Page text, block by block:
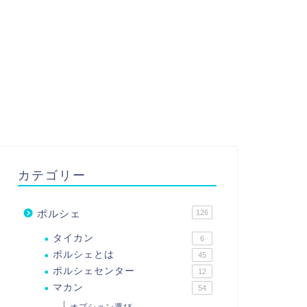
カテゴリー
ポルシェ 126
タイカン 6
ポルシェとは 45
ポルシェセンター 12
マカン 54